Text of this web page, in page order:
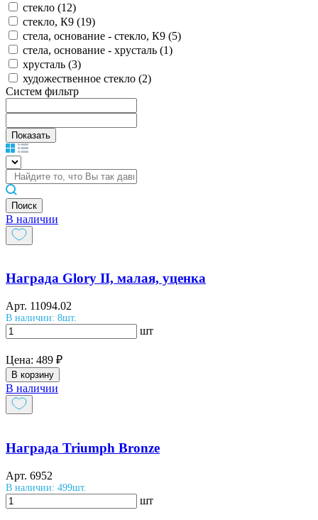
стекло (12)
стекло, К9 (19)
стела, основание - стекло, К9 (5)
стела, основание - хрусталь (1)
хрусталь (3)
художественное стекло (2)
Систем фильтр
Поиск
В наличии
Награда Glory II, малая, уценка
Арт. 11094.02
В наличии: 8шт.
шт
Цена: 489 ₽
В корзину
В наличии
Награда Triumph Bronze
Арт. 6952
В наличии: 499шт.
шт